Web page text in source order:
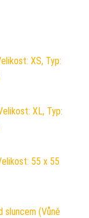
XS, Typ:
XL, Typ:
55 x 55
sluncem (Vůně